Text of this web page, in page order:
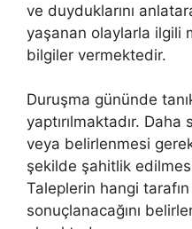
ve duyduklarını
yaşanan olaylarla ilgili
bilgiler vermektedir.
Duruşma gününde
yaptırılmaktadır.
veya belirlenmesi
şekilde şahitlik
Taleplerin hangi
sonuçlanacağını